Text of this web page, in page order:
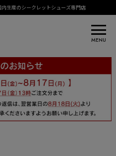
生産のシークレットシューズ専門店
MENU